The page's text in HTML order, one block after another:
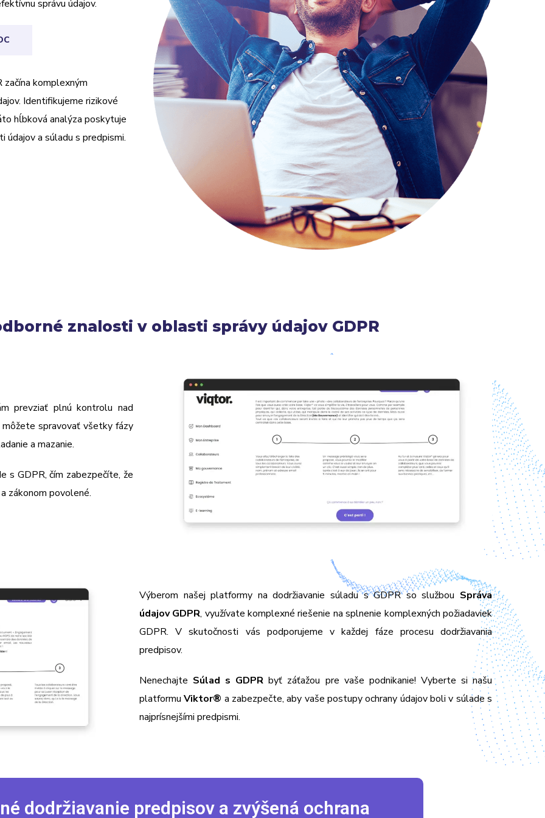
správu údajov.
komplexným
Identifikujeme rizikové
hĺbková analýza poskytuje
údajov a súladu s predpismi.
znalosti v oblasti správy údajov GDPR
prevziať plnú kontrolu nad
môžete spravovať všetky fázy
a mazanie.
s GDPR, čím zabezpečíte, že
zákonom povolené.
Výberom našej platformy na dodržiavanie súladu s GDPR so službou Správa
údajov GDPR, využívate komplexné riešenie na splnenie komplexných požiadaviek
GDPR. V skutočnosti vás podporujeme v každej fáze procesu dodržiavania
predpisov.
Nenechajte Súlad s GDPR byť záťažou pre vaše podnikanie! Vyberte si našu
platformuViktor® a zabezpečte, aby vaše postupy ochrany údajov boli v súlade s
najprísnejšími predpismi.
dodržiavanie predpisov a zvýšená ochrana